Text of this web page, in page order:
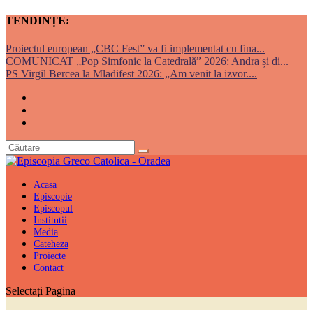
TENDINȚE:
Proiectul european „CBC Fest” va fi implementat cu fina...
COMUNICAT „Pop Simfonic la Catedrală” 2026: Andra și di...
PS Virgil Bercea la Mladifest 2026: „Am venit la izvor....
Acasa
Episcopie
Episcopul
Institutii
Media
Cateheza
Proiecte
Contact
Selectați Pagina